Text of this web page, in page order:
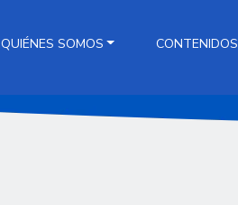
QUIÉNES SOMOS CONTENIDOS